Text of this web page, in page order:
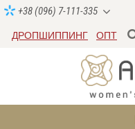
+38 (096) 7-111-335
ДРОПШИППИНГ ОПТ